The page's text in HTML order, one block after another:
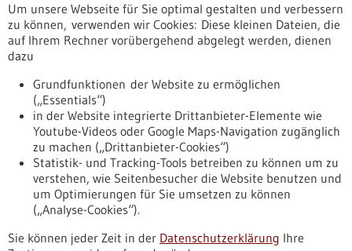
Erscheinungsdatum
Nach oben
Um unsere Webseite für Sie optimal gestalten und verbessern
zu können, verwenden wir Cookies: Diese kleinen Dateien, die
auf Ihrem Rechner vorübergehend abgelegt werden, dienen
dazu
Grundfunktionen der Website zu ermöglichen
(„Essentials“)
in der Website integrierte Drittanbieter-Elemente wie
Youtube-Videos oder Google Maps-Navigation zugänglich
zu machen („Drittanbieter-Cookies“)
Statistik- und Tracking-Tools betreiben zu können um zu
verstehen, wie Seitenbesucher die Website benutzen und
um Optimierungen für Sie umsetzen zu können
(„Analyse-Cookies“).
Sie können jeder Zeit in der Datenschutzerklärung Ihre